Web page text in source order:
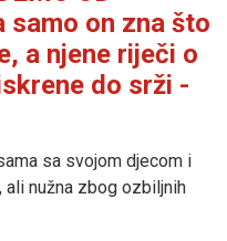
samo on zna što
a njene riječi o
do srži -
sa svojom djecom i
ali nužna zbog ozbiljnih